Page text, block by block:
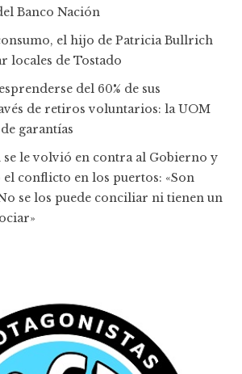
Banco Nación
el hijo de Patricia Bullrich
locales de Tostado
del 60% de sus
de retiros voluntarios: la UOM
garantías
se le volvió en contra al Gobierno y
conflicto en los puertos: «Son
se los puede conciliar ni tienen un